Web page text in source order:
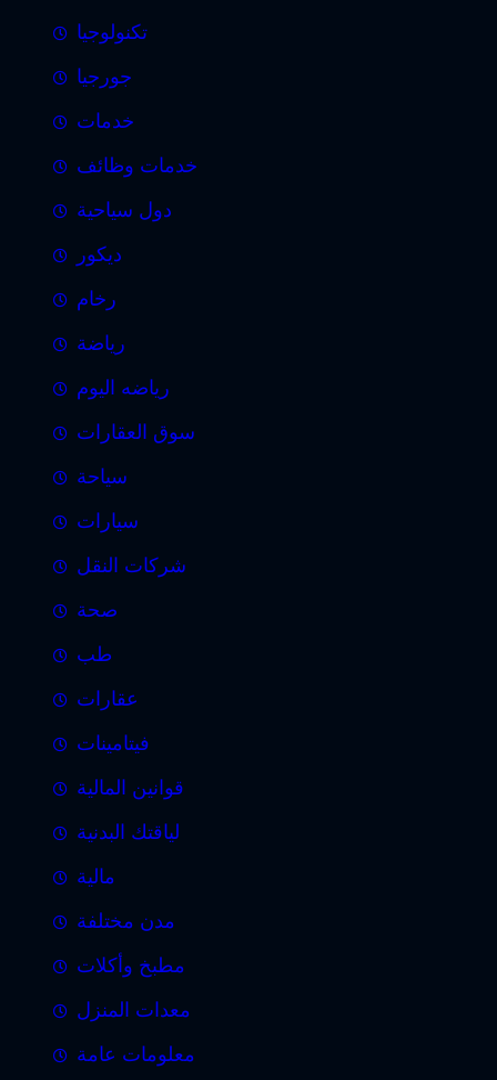
تكنولوجيا
جورجيا
خدمات
خدمات وظائف
دول سياحية
ديكور
رخام
رياضة
رياضه اليوم
سوق العقارات
سياحة
سيارات
شركات النقل
صحة
طب
عقارات
فيتامينات
قوانين المالية
لياقتك البدنية
مالية
مدن مختلفة
مطبخ وأكلات
معدات المنزل
معلومات عامة